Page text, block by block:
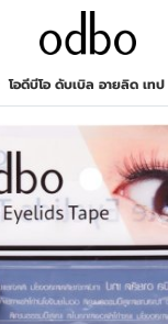
โอดีบีโอ ดับเบิล อายลิด เทป